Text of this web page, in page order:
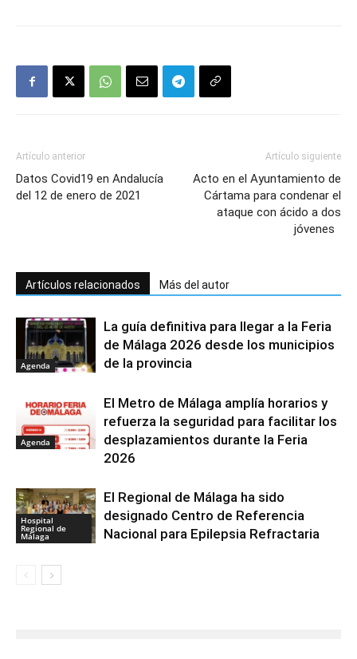
Artículo anterior
Datos Covid19 en Andalucía
del 12 de enero de 2021
Artículo siguiente
Acto en el Ayuntamiento de
Cártama para condenar el
ataque con ácido a dos
jóvenes
Artículos relacionados Más del autor
Agenda
La guía definitiva para llegar a la Feria
de Málaga 2026 desde los municipios
de la provincia
Agenda
El Metro de Málaga amplía horarios y
refuerza la seguridad para facilitar los
desplazamientos durante la Feria
2026
Hospital
Regional de
Málaga
El Regional de Málaga ha sido
designado Centro de Referencia
Nacional para Epilepsia Refractaria